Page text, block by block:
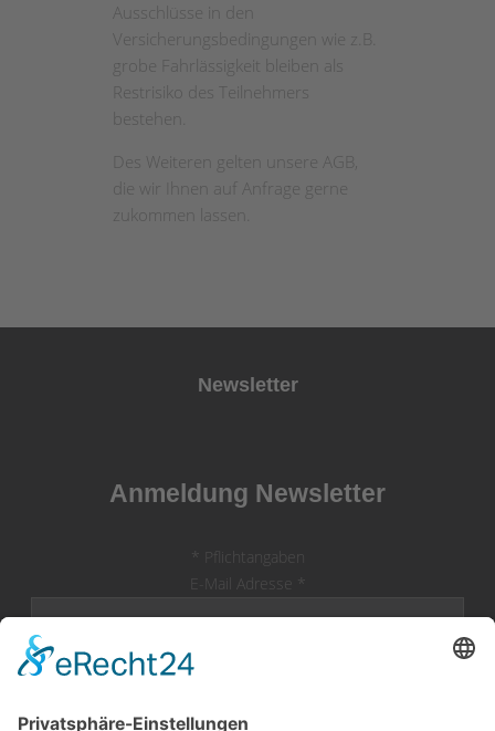
Ausschlüsse in den
Versicherungsbedingungen wie z.B.
grobe Fahrlässigkeit bleiben als
Restrisiko des Teilnehmers
bestehen.
Des Weiteren gelten unsere AGB,
die wir Ihnen auf Anfrage gerne
zukommen lassen.
Newsletter
Anmeldung Newsletter
*
Pflichtangaben
E-Mail Adresse *
Nachname